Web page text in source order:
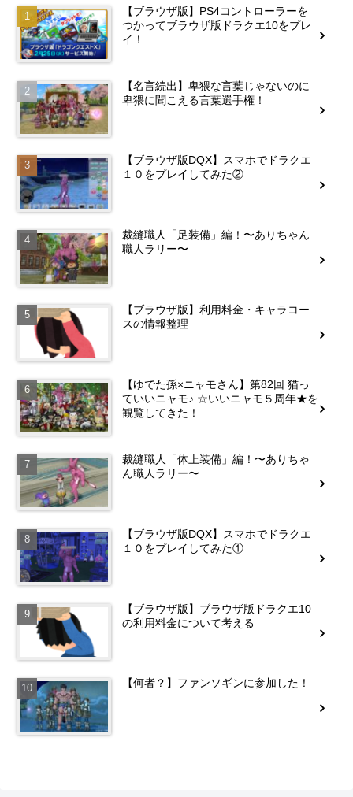
【ブラウザ版】PS4コントローラーを
つかってブラウザ版ドラクエ10をプレ
イ！
【名言続出】卑猥な言葉じゃないのに
卑猥に聞こえる言葉選手権！
【ブラウザ版DQX】スマホでドラクエ
１０をプレイしてみた②
裁縫職人「足装備」編！〜ありちゃん
職人ラリー〜
【ブラウザ版】利用料金・キャラコー
スの情報整理
【ゆでた孫×ニャモさん】第82回 猫っ
ていいニャモ♪ ☆いいニャモ５周年★を
観覧してきた！
裁縫職人「体上装備」編！〜ありちゃ
ん職人ラリー〜
【ブラウザ版DQX】スマホでドラクエ
１０をプレイしてみた①
【ブラウザ版】ブラウザ版ドラクエ10
の利用料金について考える
【何者？】ファンソギンに参加した！